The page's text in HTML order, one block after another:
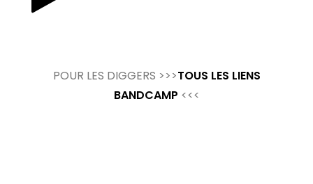
POUR LES DIGGERS >>>TOUS LES LIENS
BANDCAMP <<<